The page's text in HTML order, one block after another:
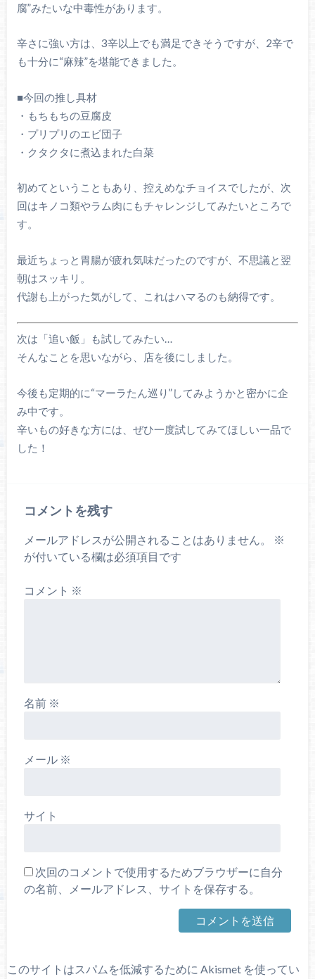
腐”みたいな中毒性があります。
辛さに強い方は、3辛以上でも満足できそうですが、2辛で
も十分に“麻辣”を堪能できました。
■今回の推し具材
・もちもちの豆腐皮
・プリプリのエビ団子
・クタクタに煮込まれた白菜
初めてということもあり、控えめなチョイスでしたが、次
回はキノコ類やラム肉にもチャレンジしてみたいところで
す。
最近ちょっと胃腸が疲れ気味だったのですが、不思議と翌
朝はスッキリ。
代謝も上がった気がして、これはハマるのも納得です。
次は「追い飯」も試してみたい…
そんなことを思いながら、店を後にしました。
今後も定期的に“マーラたん巡り”してみようかと密かに企
み中です。
辛いもの好きな方には、ぜひ一度試してみてほしい一品で
した！
コメントを残す
メールアドレスが公開されることはありません。
※
が付いている欄は必須項目です
コメント ※
名前 ※
メール ※
サイト
次回のコメントで使用するためブラウザーに自分
の名前、メールアドレス、サイトを保存する。
このサイトはスパムを低減するために Akismet を使ってい